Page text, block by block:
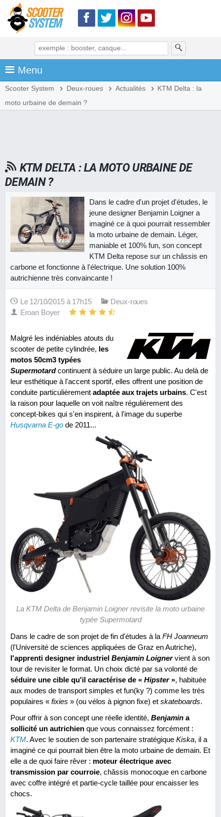
Menu
Scooter System Deux-roues Actualités
KTM Delta : la
moto urbaine de demain ?
KTM DELTA : LA MOTO URBAINE DE
DEMAIN ?
Dans le cadre d'un projet d'études, le
jeune designer Benjamin Loigner a
imaginé ce à quoi pourrait ressembler
la moto urbaine de demain. Léger,
maniable et 100% fun, son concept
KTM Delta repose sur un châssis en
carbone et fonctionne à l'électrique. Une solution 100%
autrichienne très convaincante !
Le 12/10/2015 à 17h15
Deux-roues
Eroan Boyer
Malgré les indéniables atouts du
scooter de petite cylindrée, les
motos 50cm3 typées
Supermotardcontinuent à séduire un large public. Au delà de
leur esthétique à l'accent sportif, elles offrent une position de
conduite particulièrement adaptée aux trajets urbains. C'est
la raison pour laquelle on voit naître régulièrement des
concept-bikes qui s'en inspirent, à l'image du superbe
Husqvarna E-go de 2011...
La KTM Delta de Benjamin Loigner revisite la moto urbaine
typée Supermotard
Dans le cadre de son projet de fin d'études à la FH Joanneum
(l'Université de sciences appliquées de Graz en Autriche),
l'apprenti designer industriel Benjamin Loignervient à son
tour de revisiter le format. Un choix dicté par sa volonté de
séduire une cible qu'il caractérise de « Hipster», habituée
aux modes de transport simples et fun(ky ?) comme les très
populaires « fixies » (ou vélos à pignon fixe) et skateboards.
Pour offrir à son concept une réelle identité, Benjamin a
sollicité un autrichien que vous connaissez forcément :
KTM. Avec le soutien de son partenaire stratégique Kiska, il a
imaginé ce qui pourrait bien être la moto urbaine de demain. Et
elle a de quoi faire rêver : moteur électrique avec
transmission par courroie, châssis monocoque en carbone
avec coffre intégré et partie-cycle taillée pour encaisser les
chocs.